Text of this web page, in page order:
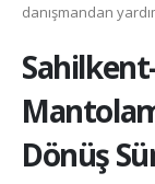
danışmandan
Dönüş